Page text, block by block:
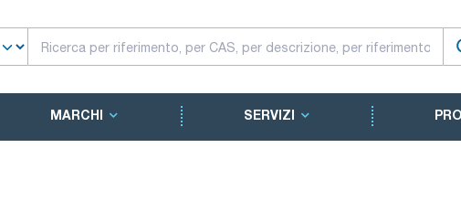
MARCHI SERVIZI